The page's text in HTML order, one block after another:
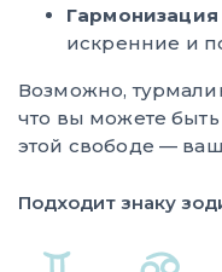
искренние и
Возможно,
что вы можете
этой свободе —
Подходит знаку